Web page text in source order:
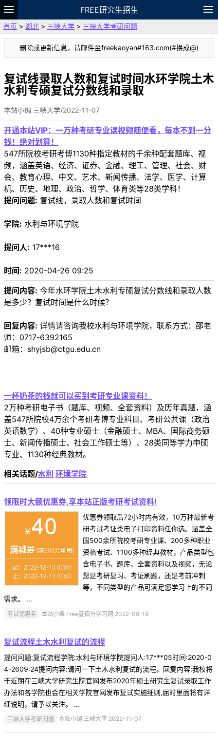
FREE研究生招生
题库
故事 专题 APP 笔记
VIP
资料
首页 > 湖北 > 三峡大学 > 三峡大学考研问题
删除或更新信息，请邮件至freekaoyan#163.com(#换成@)
复试线录取人数和复试时间水环学院土木
水利专硕复试分数线和录取
本站小编 三峡大学/2022-11-07
开通本站VIP：一万种考研专业课视频随便看，每本不到一分
钱！绝对划算！
547所院校考研考博1130种指定教材的千余种配套题库、视
频，涵盖英语、经济、证券、金融、理工、管理、社会、财
会、教育心理、中文、艺术、新闻传播、法学、医学、计算
机、历史、地理、政治、哲学、体育类等28类学科！
提问问题: 复试线，录取人数和复试时间
学院: 水利与环境学院
提问人: 17***16
时间: 2020-04-26 09:25
提问内容: 今年水环学院土木水利专硕复试分数线和录取人数
是多少？复试时间是什么时候？
回复内容: 详情请咨询我校水利与环境学院，联系方式：邵老
师：0717-6392165
邮箱：shyjsb@ctgu.edu.cn
一杯奶茶的钱就可以买到考研专业课资料！
2万种考研电子书（题库、视频、全套资料）及历年真题，涵
盖547所院校4万余个考研考博专业科目、考研公共课（政治
英语数学）、40种专业硕士（金融硕士、MBA、国际商务硕
士、新闻传播硕士、社会工作硕士等）、28类同等学力申硕
专业、1130种经典教材。
相关话题/水利 环境学院
领限时大额优惠券,享本站正版考研考试资料!
优惠券领取后72小时内有效，10万种最新考
研考试考证类电子打印资料任你选。涵盖全
国500余所院校考研专业课、200多种职业
资格考试、1100多种经典教材，产品类型包
含电子书、题库、全套资料以及视频，无论
您是考研复习、考证刷题，还是考前冲刺
等，不同类型的产品可满足您学习上的不同
需求。 ...
考试优惠券 本站小编 Free壹佰分学习网 2022-09-19
复试流程土木水利复试的流程
提问问题:复试流程学院:水利与环境学院提问人:17***05时间:2020-0
4-2609:24提问内容:请问一下土木水利复试的流程。回复内容:我校将
于近期在三峡大学研究生院官网发布2020年硕士研究生复试录取工作
办法和各学院也会在相关学院官网发布复试实施细则,届时里面将有详
细说明，请予以关注。 ...
三峡大学考研问题 本站小编 三峡大学 2022-11-07